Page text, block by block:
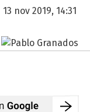
13 nov 2019, 14:31